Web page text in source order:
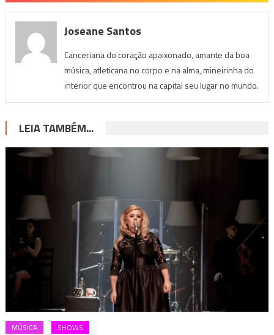
Joseane Santos
Canceriana do coração apaixonado, amante da boa
música, atleticana no corpo e na alma, mineirinha do
interior que encontrou na capital seu lugar no mundo.
LEIA TAMBÉM...
MÚSICA SHOWS